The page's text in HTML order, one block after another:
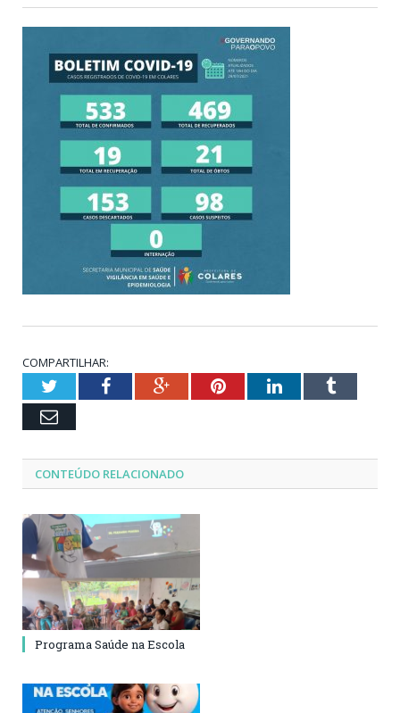
COMPARTILHAR:
TwitterFacebookGoogle+PinterestLinkedInTumblr
Email
CONTEÚDO RELACIONADO
Programa Saúde na Escola